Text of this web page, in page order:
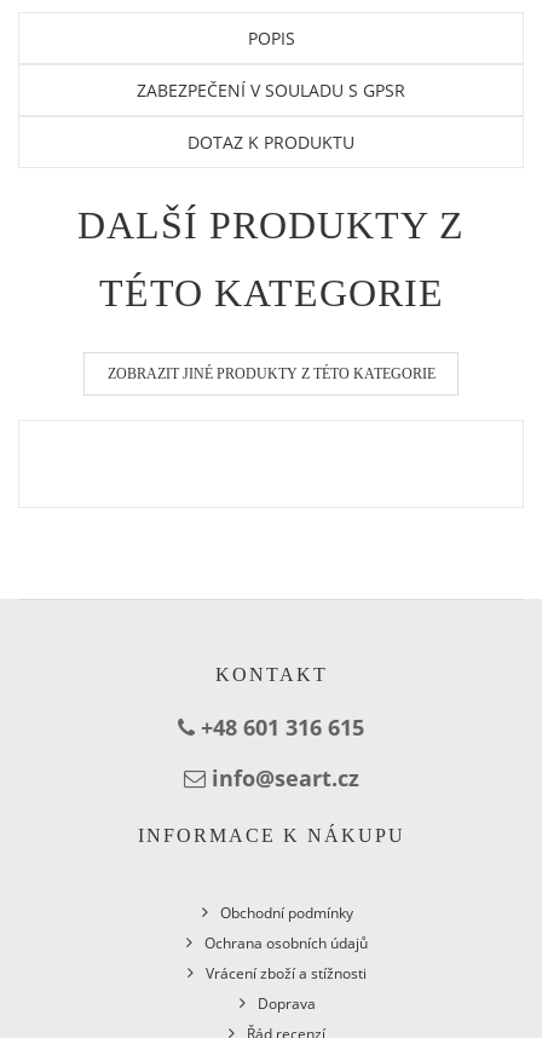
POPIS
ZABEZPEČENÍ V SOULADU S GPSR
DOTAZ K PRODUKTU
DALŠÍ PRODUKTY Z
TÉTO KATEGORIE
ZOBRAZIT JINÉ PRODUKTY Z TÉTO KATEGORIE
KONTAKT
+48 601 316 615
info@seart.cz
INFORMACE K NÁKUPU
Obchodní podmínky
Ochrana osobních údajů
Vrácení zboží a stížnosti
Doprava
Řád recenzí